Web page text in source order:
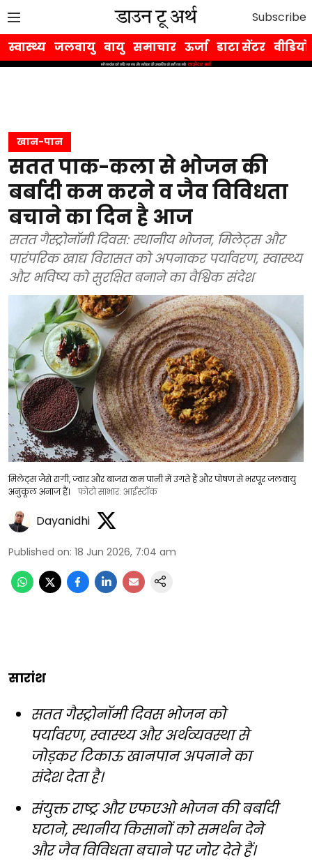
Subscribe
स्वास्थ्य जलवायु वायु समाचार ऊर्जा डाटा सेंटर वीडियो
खान-पान
सतत पाक-कला से भोजन की
बर्बादी कम करने व जैव विविधता
बचाने का दिन है आज
सतत गैस्ट्रोनॉमी दिवस: स्थानीय भोजन, मिलेट्स और
पारंपरिक खाद्य विरासत को अपनाकर पर्यावरण, स्वास्थ्य
और भविष्य को सुरक्षित बनाने का वैश्विक संदेश
मिलेट्स जैसे रागी, ज्वार और बाजरा कम पानी में उगते हैं और पोषण से भरपूर जलवायु
अनुकूल अनाज हैं।
फोटो साभार: आईस्टॉक
Dayanidhi
Published on: 18 Jun 2026, 7:04 am
सारांश
सतत गैस्ट्रोनॉमी दिवस भोजन को
पर्यावरण, स्वास्थ्य और अर्थव्यवस्था से
जोड़कर टिकाऊ खानपान अपनाने का
संदेश देता है।
संयुक्त राष्ट्र और एफएओ भोजन की बर्बादी
घटाने, स्थानीय किसानों को समर्थन देने
और जैव विविधता बचाने पर जोर देते हैं।